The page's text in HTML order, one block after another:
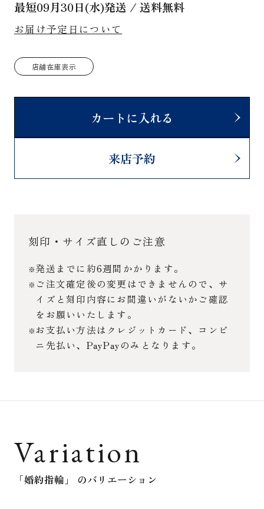
最短09月30日(水)発送 / 送料無料
お届け予定日について
店舗在庫表示
カートに入れる
来店予約
刻印・サイズ直しのご注意
発送までに約6週間かかります。
ご注文確定後の変更はできませんので、サ
イズと刻印内容にお間違いがないかご確認
をお願いいたします。
お支払い方法はクレジットカード、コンビ
ニ先払い、PayPayのみとなります。
Variation
「婚約指輪」 のバリエーション